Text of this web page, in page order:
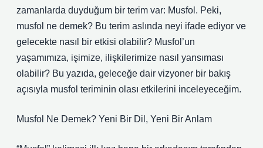
zamanlarda duyduğum bir terim var: Musfol. Peki,
musfol ne demek? Bu terim aslında neyi ifade ediyor ve
gelecekte nasıl bir etkisi olabilir? Musfol’un
yaşamımıza, işimize, ilişkilerimize nasıl yansıması
olabilir? Bu yazıda, geleceğe dair vizyoner bir bakış
açısıyla musfol teriminin olası etkilerini inceleyeceğim.
Musfol Ne Demek? Yeni Bir Dil, Yeni Bir Anlam